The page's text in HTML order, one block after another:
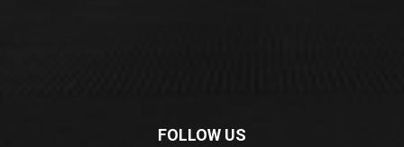
FOLLOW US